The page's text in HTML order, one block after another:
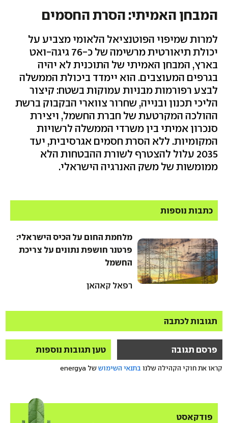
המבחן האמיתי: הסרת החסמים
למרות שמיפוי הפוטנציאל הלאומי מצביע על
יכולת תיאורטית מרשימה של כ-76 גיגה-ואט
בארץ, המבחן האמיתי של התוכנית לא יהיה
בגרפים המעוצבים. הוא יימדד ביכולת הממשלה
לבצע רפורמות מבניות עמוקות בשטח: קיצור
הליכי תכנון ובנייה, שחרור צווארי הבקבוק ברשת
ההולכה המקרטעת של חברת החשמל, ויצירת
סנכרון אמיתי בין משרדי הממשלה לרשויות
המקומיות. ללא הסרת חסמים אגרסיבית, יעד
2035 עלול להצטרף לשורת ההבטחות הלא
ממומשות של משק האנרגיה הישראלי.
כתבות נוספות
מלחמת החום על הכיס הישראלי:
פרטנר חושפת נתונים על צריכת
החשמל
רפאל קאהאן
תגובות לכתבה
פרסם תגובה טען תגובות נוספות
קראו את חוקי הקהילה שלנו בתנאי השימוששל energya
פודקאסט